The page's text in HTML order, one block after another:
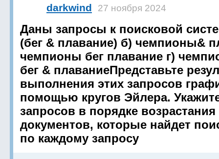
darkwind 27 ноября 2024
Даны запросы к поисковой
(бег & плавание) б) чемпионы&
чемпионы бег плавание г)
бег & плаваниеПредставьте
выполнения этих запросов
помощью кругов Эйлера.
запросов в порядке возрастания
документов, которые найдет
по каждому запросу